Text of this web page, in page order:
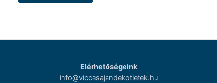
Elérhetőségeink
info@viccesajandekotletek.hu